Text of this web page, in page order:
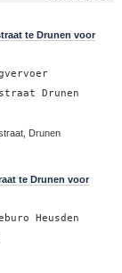
te Drunen voor
Drunen
Drunen
te Drunen voor
Heusden